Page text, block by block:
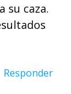
su caza.
Responder